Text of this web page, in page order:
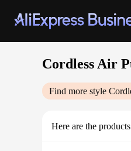
Cordless Air
Find more style
Here are the